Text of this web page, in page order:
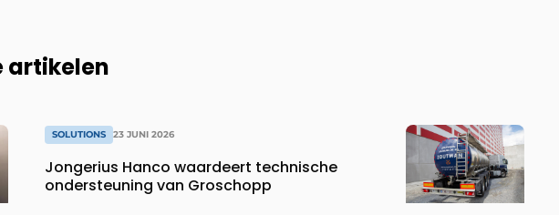
artikelen
SOLUTIONS 23 JUNI 2026
Jongerius Hanco waardeert technische
ondersteuning van Groschopp